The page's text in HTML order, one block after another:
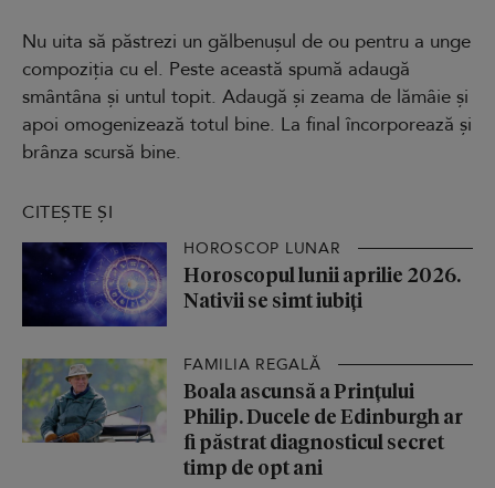
Nu uita să păstrezi un gălbenușul de ou pentru a unge
compoziția cu el. Peste această spumă adaugă
smântâna și untul topit. Adaugă și zeama de lămâie și
apoi omogenizează totul bine. La final încorporează și
brânza scursă bine.
CITEȘTE ȘI
HOROSCOP LUNAR
Horoscopul lunii aprilie 2026.
Nativii se simt iubiți
FAMILIA REGALĂ
Boala ascunsă a Prințului
Philip. Ducele de Edinburgh ar
fi păstrat diagnosticul secret
timp de opt ani